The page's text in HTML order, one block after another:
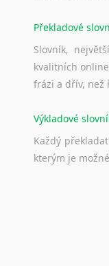
Překladové
Slovník,
kvalitních
frázi a dřív, než
Výkladové
Každý
kterým je možné